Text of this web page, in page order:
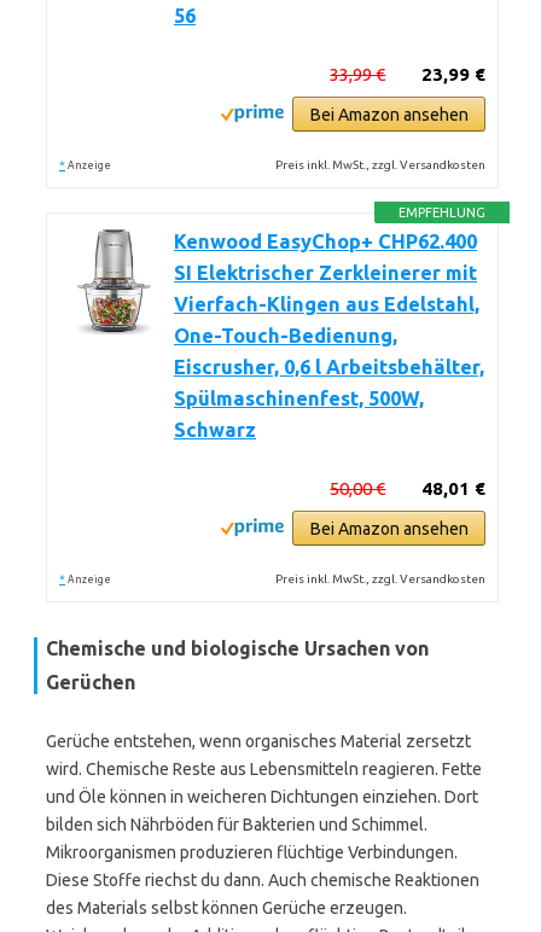
56
23,99 €
33,99 €
Bei Amazon ansehen
* Anzeige Preis inkl. MwSt., zzgl. Versandkosten
EMPFEHLUNG
Kenwood EasyChop+ CHP62.400
SI Elektrischer Zerkleinerer mit
Vierfach-Klingen aus Edelstahl,
One-Touch-Bedienung,
Eiscrusher, 0,6 l Arbeitsbehälter,
Spülmaschinenfest, 500W,
Schwarz
48,01 €
50,00 €
Bei Amazon ansehen
* Anzeige Preis inkl. MwSt., zzgl. Versandkosten
Chemische und biologische Ursachen von
Gerüchen
Gerüche entstehen, wenn organisches Material zersetzt
wird. Chemische Reste aus Lebensmitteln reagieren. Fette
und Öle können in weicheren Dichtungen einziehen. Dort
bilden sich Nährböden für Bakterien und Schimmel.
Mikroorganismen produzieren flüchtige Verbindungen.
Diese Stoffe riechst du dann. Auch chemische Reaktionen
des Materials selbst können Gerüche erzeugen.